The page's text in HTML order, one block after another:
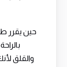
حين يقرر
والقلق